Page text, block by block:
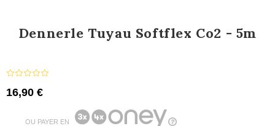
Dennerle Tuyau Softflex Co2 - 5m
16,90 €
OU PAYER EN